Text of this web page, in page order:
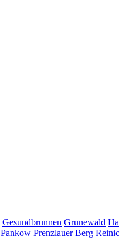
Gesundbrunnen Grunewald
Pankow Prenzlauer Berg